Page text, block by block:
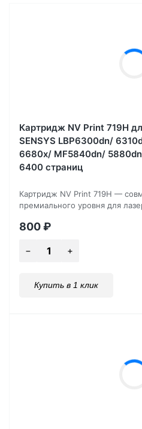
Картридж NV Print 719H
SENSYS LBP6300dn/
6680x/ MF5840dn/
6400 страниц
Картридж NV Print 719H —
премиального уровня для
800₽
Купить в 1 клик